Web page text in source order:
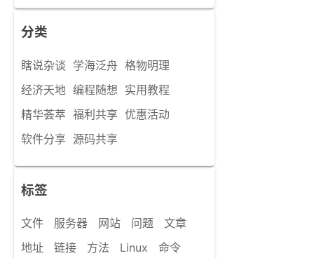
分类
瞎说杂谈 学海泛舟 格物明理
经济天地 编程随想 实用教程
精华荟萃 福利共享 优惠活动
软件分享 源码共享
标签
文件 服务器 网站 问题
文章
地址
链接 方法 Linux
命令